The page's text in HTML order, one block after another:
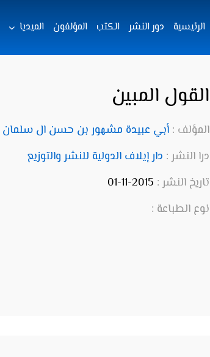
الرئيسية دور النشر الكتب المؤلفون الميديا
القول المبين
المؤلف :أبي عبيدة مشهور بن حسن ال سلمان
درا النشر : دار إيلاف الدولية للنشر والتوزيع
تاريخ النشر : 2015-11-01
نوع الطباعة :